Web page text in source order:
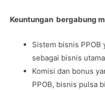
Keuntungan bergabung
Sistem bisnis PPOB
sebagai bisnis
Komisi dan bonus
PPOB, bisnis pulsa